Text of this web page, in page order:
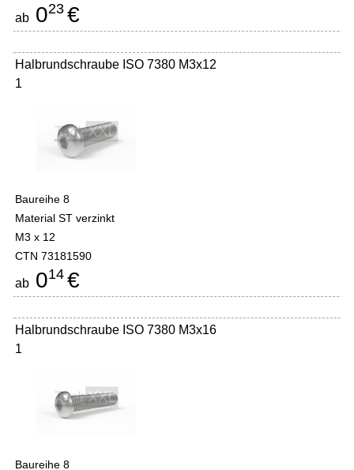
ab 023 €
Halbrundschraube ISO 7380 M3x12
1
Baureihe 8
Material ST verzinkt
M3 x 12
CTN 73181590
ab 014 €
Halbrundschraube ISO 7380 M3x16
1
Baureihe 8